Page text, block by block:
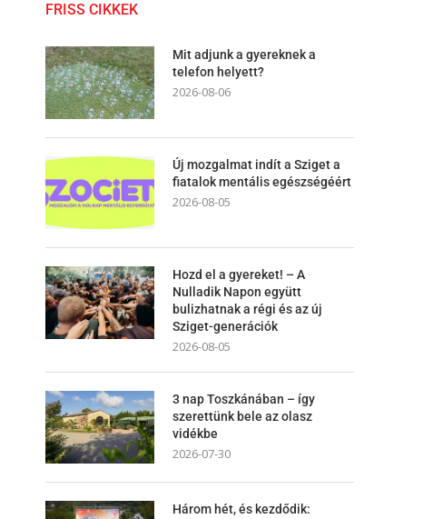
FRISS CIKKEK
Mit adjunk a gyereknek a
telefon helyett?
2026-08-06
Új mozgalmat indít a Sziget a
fiatalok mentális egészségéért
2026-08-05
Hozd el a gyereket! – A
Nulladik Napon együtt
bulizhatnak a régi és az új
Sziget-generációk
2026-08-05
3 nap Toszkánában – így
szerettünk bele az olasz
vidékbe
2026-07-30
Három hét, és kezdődik: